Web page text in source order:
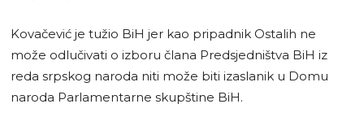
Kovačević je tužio BiH jer kao pripadnik Ostalih ne
može odlučivati o izboru člana Predsjedništva BiH iz
reda srpskog naroda niti može biti izaslanik u Domu
naroda Parlamentarne skupštine BiH.